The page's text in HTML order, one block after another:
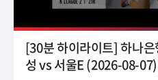
[30분 하이라이트] 하나
성 vs 서울E (2026-08-07)